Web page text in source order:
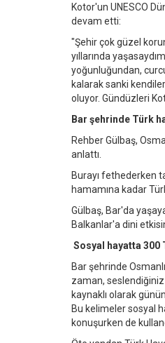
Kotor'un UNESCO
devam etti:
"Şehir çok güzel
yıllarında
yoğunluğundan,
kalarak sanki
oluyor. Gündüzleri
Bar şehrinde Türk
Rehber Gülbaş,
anlattı.
Burayı fethederken
hamamına kadar
Gülbaş, Bar'da
Balkanlar'a dini
Sosyal hayatta 300
Bar şehrinde
zaman,
kaynaklı olarak
Bu kelimeler sosyal
konuşurken de